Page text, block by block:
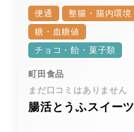
便通
整腸・腸内環境
糖・血糖値
チョコ・飴・菓子類
町田食品
まだ口コミはありません
腸活とうふスイーツ